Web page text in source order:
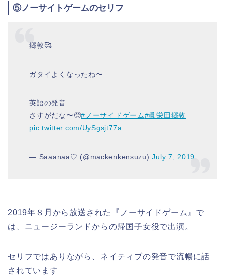
⑤ノーサイトゲームのセリフ
郷敦🥰
ガタイよくなったね〜
英語の発音
さすがだな〜🥺#ノーサイドゲーム#眞栄田郷敦
pic.twitter.com/UySgsjt77a
— Saaanaa♡ (@mackenkensuzu)July 7, 2019
2019年８月から放送された『ノーサイドゲーム』で
は、ニュージーランドからの帰国子女役で出演。
セリフではありながら、ネイティブの発音で流暢に話
されています